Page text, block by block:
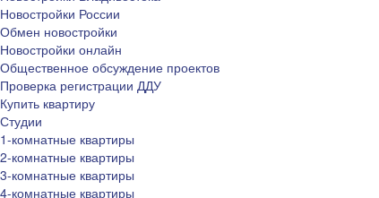
Новостройки России
Обмен новостройки
Новостройки онлайн
Общественное обсуждение проектов
Проверка регистрации ДДУ
Купить квартиру
Студии
1-комнатные квартиры
2-комнатные квартиры
3-комнатные квартиры
4-комнатные квартиры